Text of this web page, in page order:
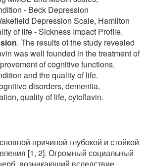
- Beck Depression
Depression Scale, Hamilton
of life - Sickness Impact Profile.
. The results of the study revealed
was well founded in the treatment of
of cognitive functions,
and the quality of life.
disorders, dementia,
quality of life, cytoflavin.
причиной глубокой и стойкой
[1, 2]. Огромный социальный
возникающий вследствие